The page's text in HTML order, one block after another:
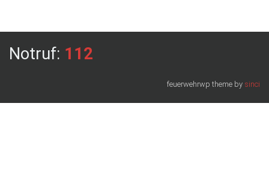
Notruf: 112
feuerwehrwp theme by sinci